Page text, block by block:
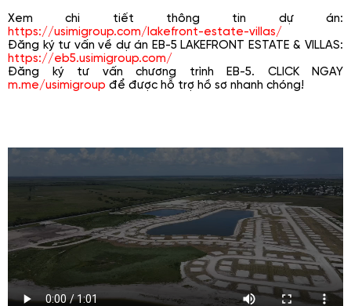
Xem chi tiết thông tin dự án:
https://usimigroup.com/lakefront-estate-villas/
Đăng ký tư vấn về dự án EB-5 LAKEFRONT ESTATE & VILLAS:
https://eb5.usimigroup.com/
Đăng ký tư vấn chương trình EB-5. CLICK NGAY
m.me/usimigroup để được hỗ trợ hồ sơ nhanh chóng!